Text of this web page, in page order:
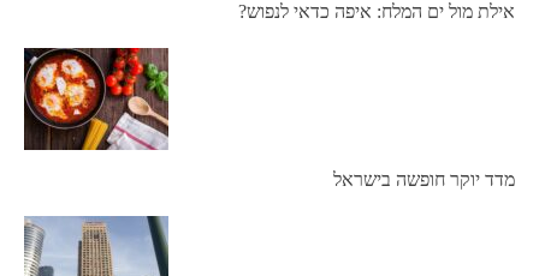
אילת מול ים המלח: איפה כדאי לנפוש?
מדד יוקר חופשה בישראל